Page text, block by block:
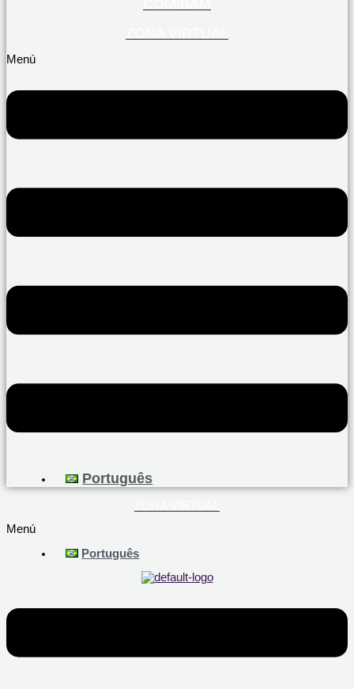
Menú
Português
Menú
Português